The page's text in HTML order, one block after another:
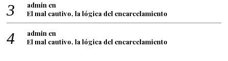
admin en
El mal cautivo, la lógica del encarcelamiento
admin en
El mal cautivo, la lógica del encarcelamiento